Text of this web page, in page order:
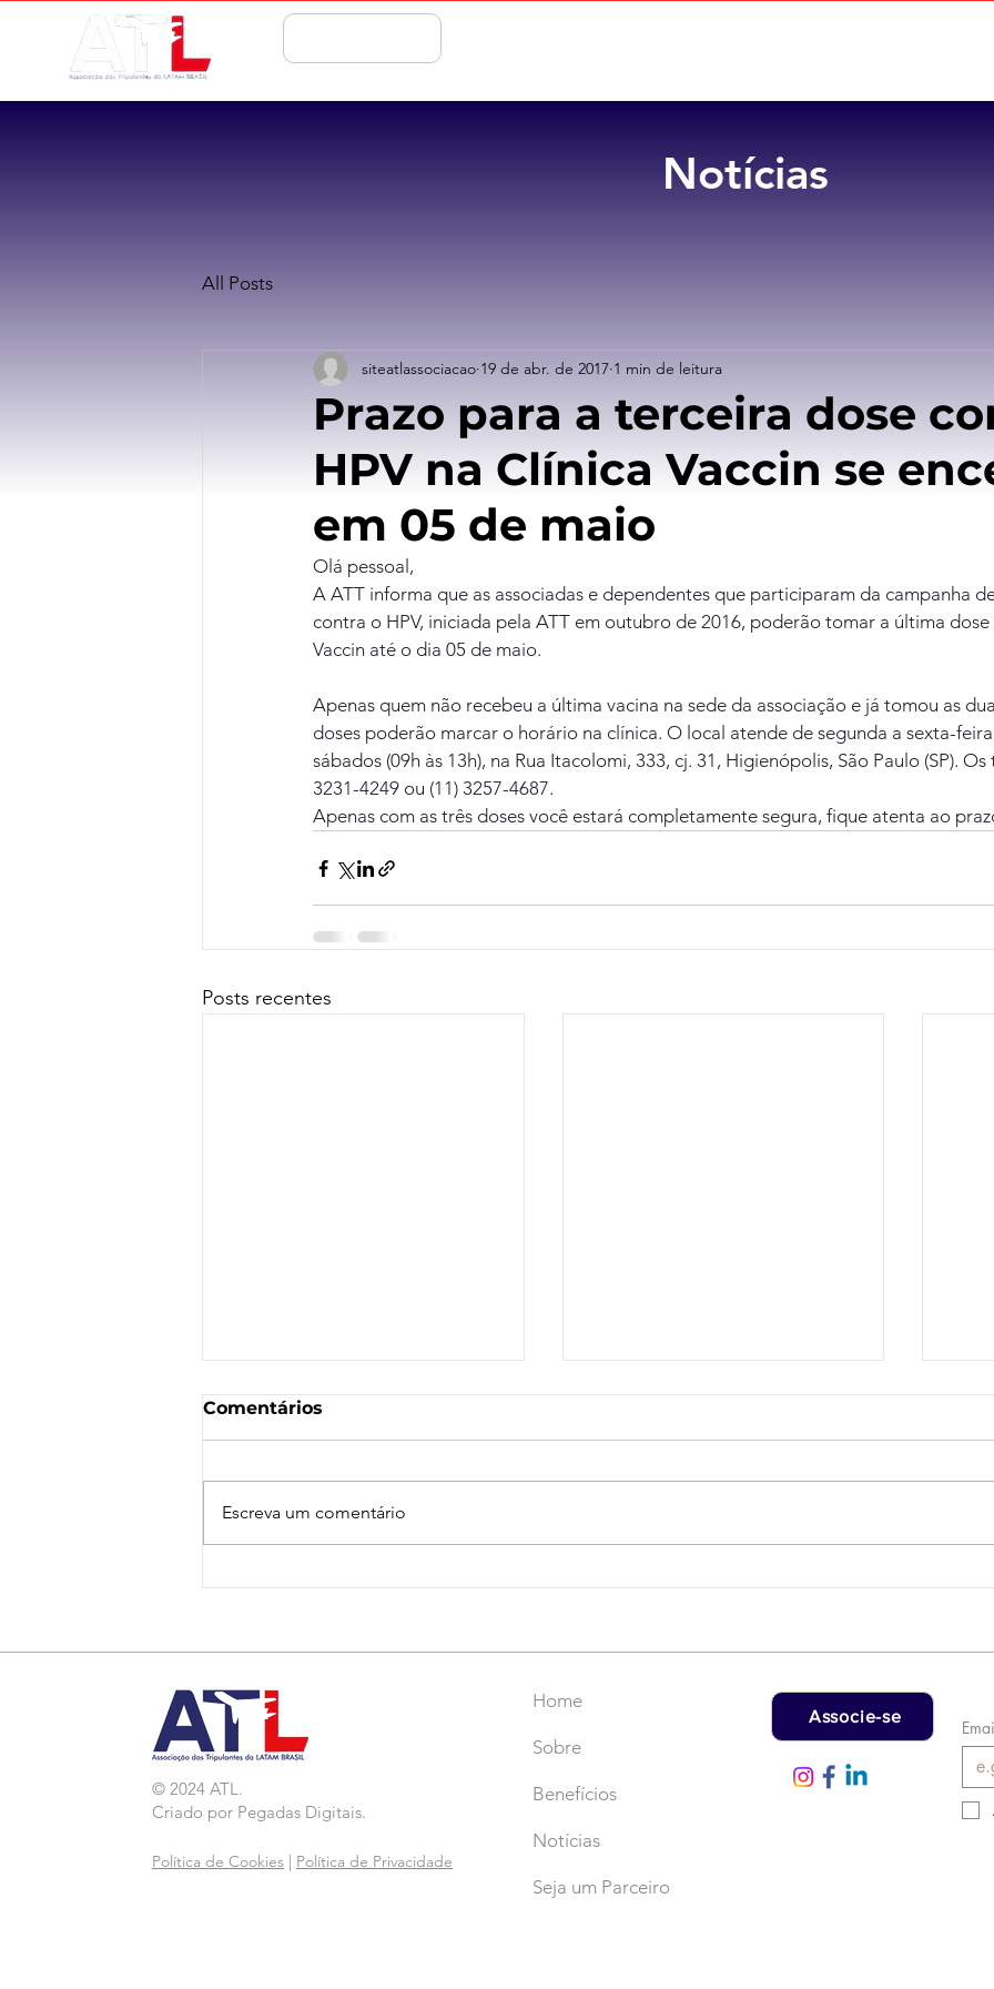
Notícias
All Posts
Prazo para a terceira dose
HPV na Clínica Vaccin se
em 05 de maio
siteatlassociacao 19 de abr. de 2017 1 min de leitura
Olá pessoal,
A ATT informa que as associadas e dependentes que participaram da campanha
contra o HPV, iniciada pela ATT em outubro de 2016, poderão tomar a última dose
Vaccin até o dia 05 de maio.
Apenas quem não recebeu a última vacina na sede da associação e já tomou as
doses poderão marcar o horário na clínica. O local atende de segunda a sexta-feira
sábados (09h às 13h), na Rua Itacolomi, 333, cj. 31, Higienópolis, São Paulo (SP).
3231-4249 ou (11) 3257-4687.
Apenas com as três doses você estará completamente segura, fique atenta ao
Posts recentes
Comentários
Escreva um comentário
© 2024 ATL.
Criado por Pegadas Digitais.
Política de Cookies Política de Privacidade
Home
Sobre
Benefícios
Notícias
Seja um Parceiro
Associe-se
Email